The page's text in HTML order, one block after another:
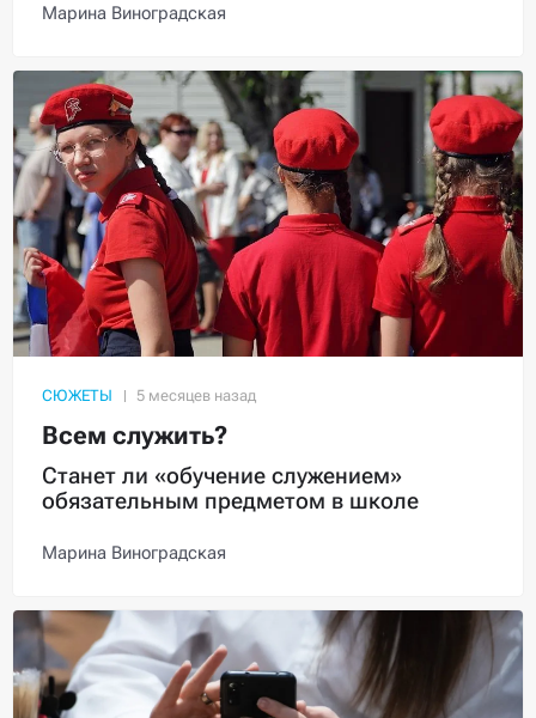
Марина Виноградская
СЮЖЕТЫ
Всем служить?
Станет ли «обучение служением»
обязательным предметом в школе
Марина Виноградская